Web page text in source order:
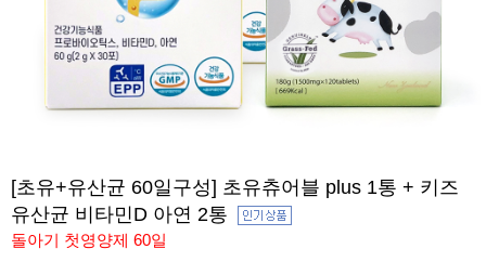
[초유+유산균 60일구성] 초유츄어블 plus 1통 + 키즈
유산균 비타민D 아연 2통
돌아기 첫영양제 60일